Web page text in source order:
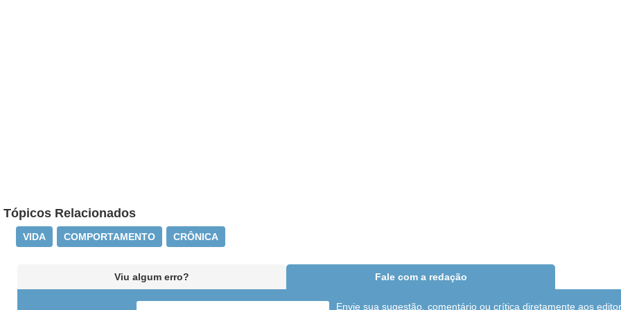
Tópicos Relacionados
VIDA COMPORTAMENTO CRÔNICA
Viu algum erro? Fale com a redação
Envie sua sugestão, comentário ou crítica diretamente aos